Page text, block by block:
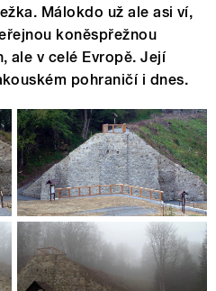
Málokdo už ale asi ví,
koněspřežnou
ale v celé Evropě. Její
pohraničí i dnes.